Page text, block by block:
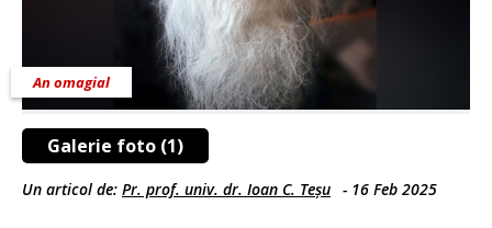
Galerie foto (1)
An omagial
Un articol de: Pr. prof. univ. dr. Ioan C. Teșu - 16 Feb 2025